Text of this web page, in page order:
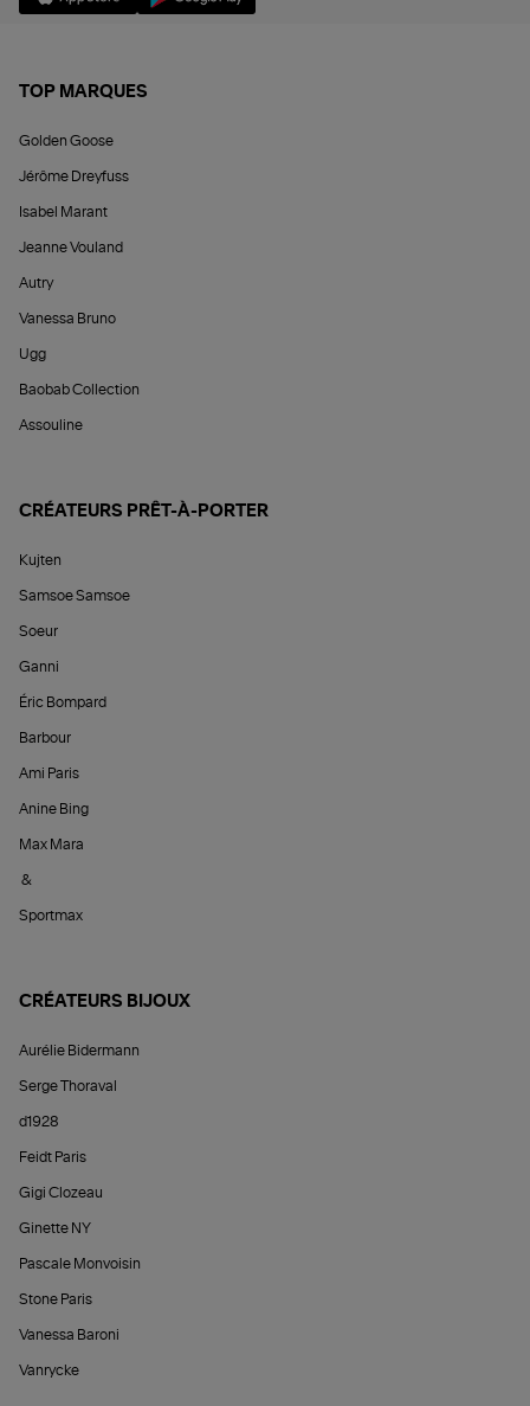
TOP MARQUES
Golden Goose
Jérôme Dreyfuss
Isabel Marant
Jeanne Vouland
Autry
Vanessa Bruno
Ugg
Baobab Collection
Assouline
CRÉATEURS PRÊT-À-PORTER
Kujten
Samsoe Samsoe
Soeur
Ganni
Éric Bompard
Barbour
Ami Paris
Anine Bing
Max Mara
&
Sportmax
CRÉATEURS BIJOUX
Aurélie Bidermann
Serge Thoraval
d1928
Feidt Paris
Gigi Clozeau
Ginette NY
Pascale Monvoisin
Stone Paris
Vanessa Baroni
Vanrycke